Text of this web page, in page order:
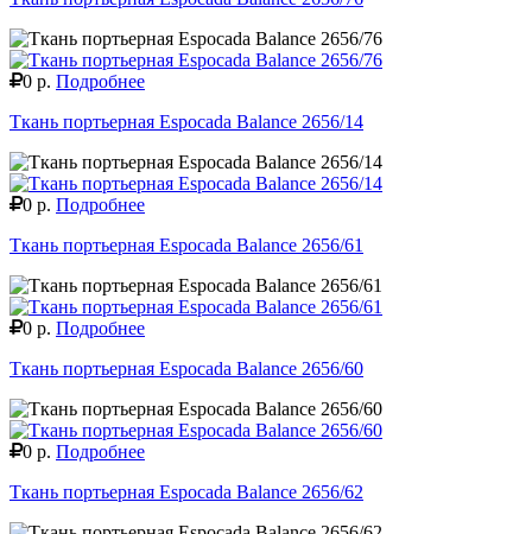
0 р. Подробнее
Ткань портьерная Espocada Balance 2656/14
0 р. Подробнее
Ткань портьерная Espocada Balance 2656/61
0 р. Подробнее
Ткань портьерная Espocada Balance 2656/60
0 р. Подробнее
Ткань портьерная Espocada Balance 2656/62